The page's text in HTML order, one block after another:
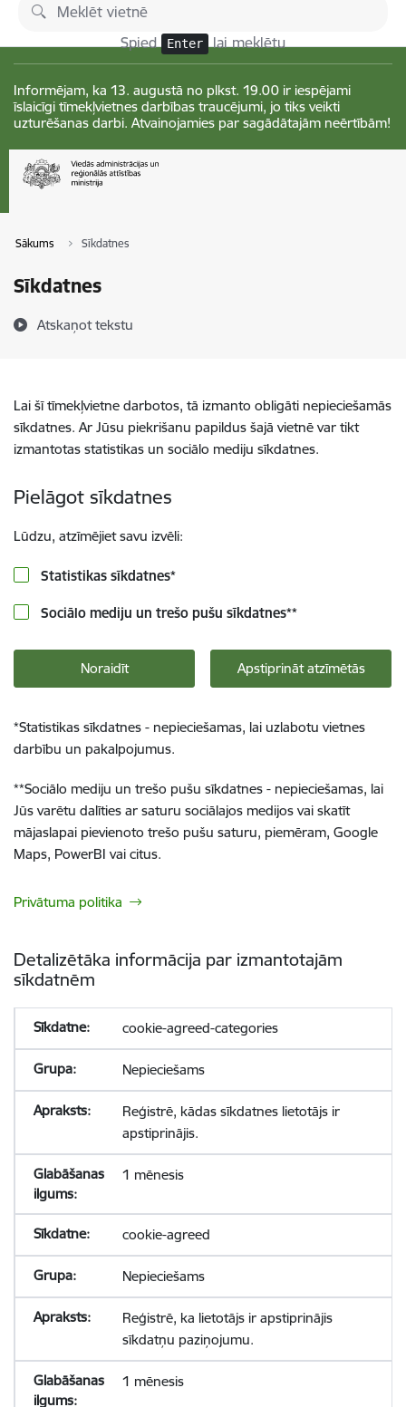
Pāriet uz lapas saturu
Spied Enter lai meklētu
Informējam, ka 13. augustā no plkst. 19.00 ir iespējami
īslaicīgi tīmekļvietnes darbības traucējumi, jo tiks veikti
uzturēšanas darbi. Atvainojamies par sagādātajām neērtībām!
Sākums Sīkdatnes
Sīkdatnes
Atskaņot tekstu
Lai šī tīmekļvietne darbotos, tā izmanto obligāti nepieciešamās
sīkdatnes. Ar Jūsu piekrišanu papildus šajā vietnē var tikt
izmantotas statistikas un sociālo mediju sīkdatnes.
Pielāgot sīkdatnes
Lūdzu, atzīmējiet savu izvēli:
Statistikas sīkdatnes*
Sociālo mediju un trešo pušu sīkdatnes**
Noraidīt Apstiprināt atzīmētās
*Statistikas sīkdatnes - nepieciešamas, lai uzlabotu vietnes
darbību un pakalpojumus.
**Sociālo mediju un trešo pušu sīkdatnes - nepieciešamas, lai
Jūs varētu dalīties ar saturu sociālajos medijos vai skatīt
mājaslapai pievienoto trešo pušu saturu, piemēram, Google
Maps, PowerBI vai citus.
Privātuma politika
Detalizētāka informācija par izmantotajām
sīkdatnēm
cookie-agreed-categories
Nepieciešams
Reģistrē, kādas sīkdatnes lietotājs ir
apstiprinājis.
1 mēnesis
cookie-agreed
Nepieciešams
Reģistrē, ka lietotājs ir apstiprinājis
sīkdatņu paziņojumu.
1 mēnesis